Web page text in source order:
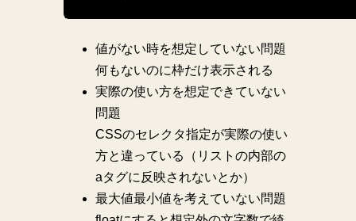
値がない時を想定していない問題
何もないのに枠だけ表示される
実際の使い方を想定できていない
問題
CSSのセレクタ指定が実際の使い
方と違っている（リストの内部の
aタグに反映されないとか）
最大値最小値を考えていない問題